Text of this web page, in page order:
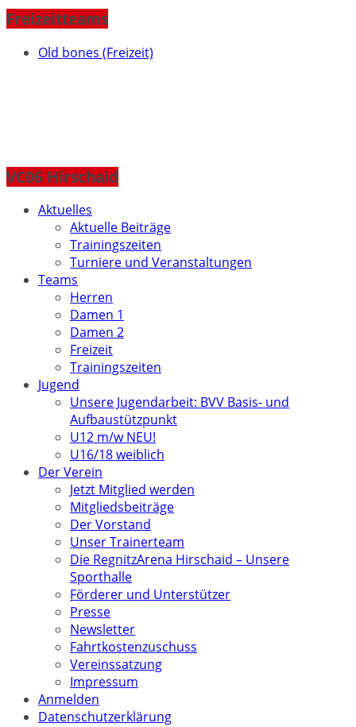
Freizeitteams
Old bones (Freizeit)
VC06 Hirschaid
Aktuelles
Aktuelle Beiträge
Trainingszeiten
Turniere und Veranstaltungen
Teams
Herren
Damen 1
Damen 2
Freizeit
Trainingszeiten
Jugend
Unsere Jugendarbeit: BVV Basis- und
Aufbaustützpunkt
U12 m/w NEU!
U16/18 weiblich
Der Verein
Jetzt Mitglied werden
Mitgliedsbeiträge
Der Vorstand
Unser Trainerteam
Die RegnitzArena Hirschaid – Unsere
Sporthalle
Förderer und Unterstützer
Presse
Newsletter
Fahrtkostenzuschuss
Vereinssatzung
Impressum
Anmelden
Datenschutzerklärung